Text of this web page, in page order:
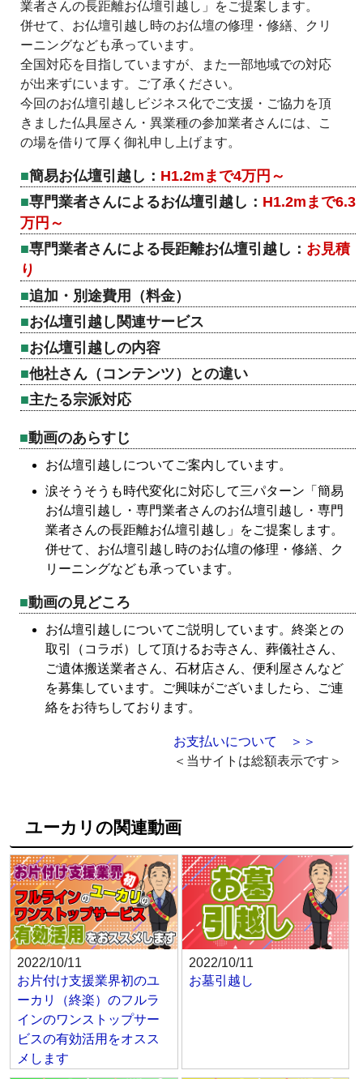
業者さんの長距離お仏壇引越し」をご提案します。
併せて、お仏壇引越し時のお仏壇の修理・修繕、クリ
ーニングなども承っています。
全国対応を目指していますが、また一部地域での対応
が出来ずにいます。ご了承ください。
今回のお仏壇引越しビジネス化でご支援・ご協力を頂
きました仏具屋さん・異業種の参加業者さんには、こ
の場を借りて厚く御礼申し上げます。
簡易お仏壇引越し： H1.2mまで4万円～
専門業者さんによるお仏壇引越し： H1.2mまで6.3
万円～
専門業者さんによる長距離お仏壇引越し： お見積
り
追加・別途費用（料金）
お仏壇引越し関連サービス
お仏壇引越しの内容
他社さん（コンテンツ）との違い
主たる宗派対応
動画のあらすじ
お仏壇引越しについてご案内しています。
涙そうそうも時代変化に対応して三パターン「簡易
お仏壇引越し・専門業者さんのお仏壇引越し・専門
業者さんの長距離お仏壇引越し」をご提案します。
併せて、お仏壇引越し時のお仏壇の修理・修繕、ク
リーニングなども承っています。
動画の見どころ
お仏壇引越しについてご説明しています。終楽との
取引（コラボ）して頂けるお寺さん、葬儀社さん、
ご遺体搬送業者さん、石材店さん、便利屋さんなど
を募集しています。ご興味がございましたら、ご連
絡をお待ちしております。
お支払いについて ＞＞
＜当サイトは総額表示です＞
ユーカリの関連動画
2022/10/11
お片付け支援業界初のユ
ーカリ（終楽）のフルラ
インのワンストップサー
ビスの有効活用をオスス
メします
2022/10/11
お墓引越し